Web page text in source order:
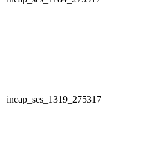
incap_ses_1319_275317